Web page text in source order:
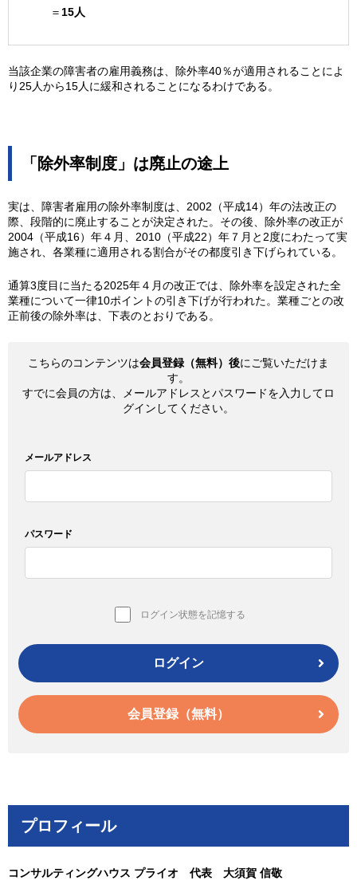
＝ 15人
当該企業の障害者の雇用義務は、除外率40％が適用されることによ
り25人から15人に緩和されることになるわけである。
「除外率制度」は廃止の途上
実は、障害者雇用の除外率制度は、2002（平成14）年の法改正の
際、段階的に廃止することが決定された。その後、除外率の改正が
2004（平成16）年４月、2010（平成22）年７月と2度にわたって実
施され、各業種に適用される割合がその都度引き下げられている。
通算3度目に当たる2025年４月の改正では、除外率を設定された全
業種について一律10ポイントの引き下げが行われた。業種ごとの改
正前後の除外率は、下表のとおりである。
こちらのコンテンツは会員登録（無料）後にご覧いただけま
す。
すでに会員の方は、メールアドレスとパスワードを入力してロ
グインしてください。
メールアドレス
パスワード
ログイン状態を記憶する
ログイン
会員登録（無料）
プロフィール
コンサルティングハウス プライオ 代表 大須賀 信敬